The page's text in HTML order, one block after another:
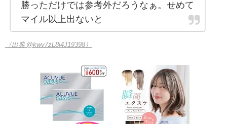
勝っただけでは参考外だろうなぁ。せめて
マイル以上出ないと
（出典 @kwv7zL8i4J19398）